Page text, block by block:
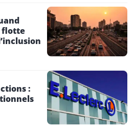
flotte
: